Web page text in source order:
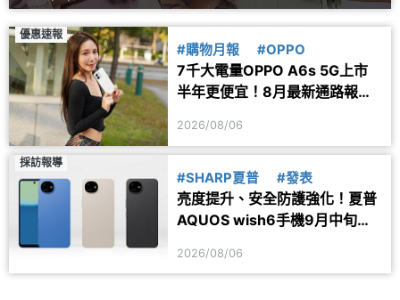
優惠速報
#購物月報 #OPPO
7千大電量OPPO A6s 5G上市
半年更便宜！8月最新通路報價
2026/08/06
採訪報導
#SHARP夏普 #發表
亮度提升、安全防護強化！夏普
AQUOS wish6手機9月中旬台
2026/08/06